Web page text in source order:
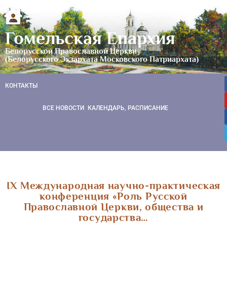
Гомельская Епархия
Белорусской Православной Церкви
(Белорусского Экзархата Московского Патриархата)
КОНТАКТЫ
ВСЕ НОВОСТИ КАЛЕНДАРЬ, РАСПИСАНИЕ
IX Международная научно-практическая
конференция «Роль Русской
Православной Церкви, общества и
государства…